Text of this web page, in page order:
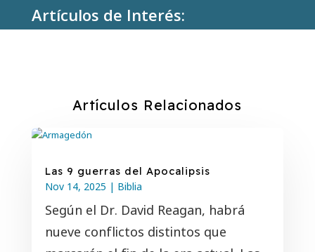
Artículos de Interés:
Artículos Relacionados
Las 9 guerras del Apocalipsis
Nov 14, 2025 | Biblia
Según el Dr. David Reagan, habrá
nueve conflictos distintos que